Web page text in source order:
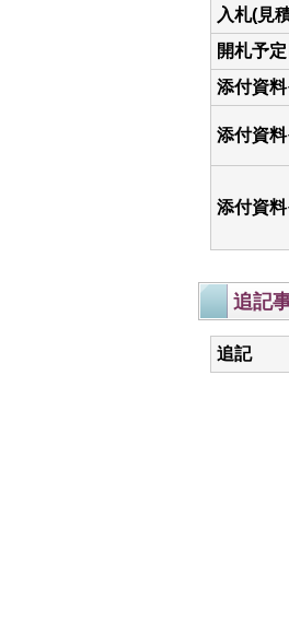
入札(見
開札予
添付資
添付資
添付資
追記
追記